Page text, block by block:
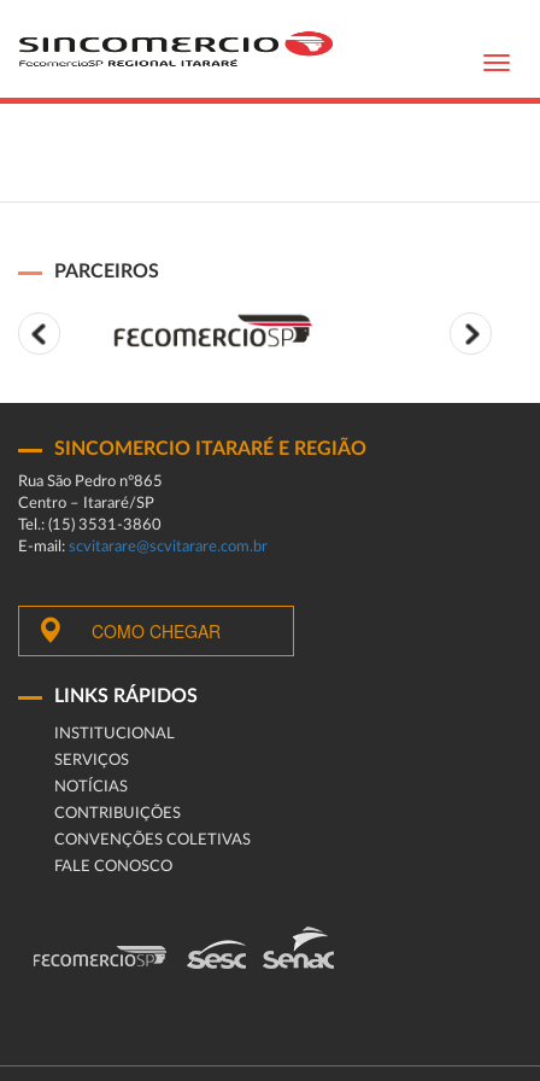
PARCEIROS
SINCOMERCIO ITARARÉ E REGIÃO
Rua São Pedro n°865
Centro – Itararé/SP
Tel.: (15) 3531-3860
E-mail: scvitarare@scvitarare.com.br
COMO CHEGAR
LINKS RÁPIDOS
INSTITUCIONAL
SERVIÇOS
NOTÍCIAS
CONTRIBUIÇÕES
CONVENÇÕES COLETIVAS
FALE CONOSCO